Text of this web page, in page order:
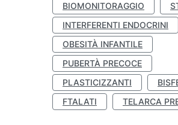
BIOMONITORAGGIO
INTERFERENTI ENDOCRINI
OBESITÀ INFANTILE
PUBERTÀ PRECOCE
PLASTICIZZANTI
FTALATI
TELARCA